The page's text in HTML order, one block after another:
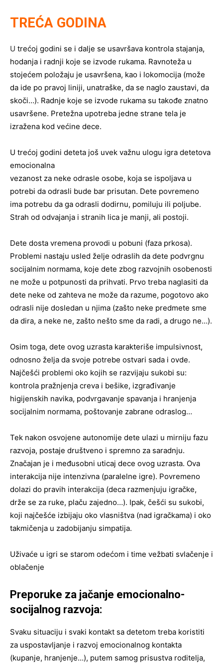
TREĆA GODINA
U trećoj godini se i dalje se usavršava kontrola stajanja,
hodanja i radnji koje se izvode rukama. Ravnoteža u
stojećem položaju je usavršena, kao i lokomocija (može
da ide po pravoj liniji, unatraške, da se naglo zaustavi, da
skoči…). Radnje koje se izvode rukama su takođe znatno
usavršene. Pretežna upotreba jedne strane tela je
izražena kod većine dece.
U trećoj godini deteta još uvek važnu ulogu igra detetova
emocionalna
vezanost za neke odrasle osobe, koja se ispoljava u
potrebi da odrasli bude bar prisutan. Dete povremeno
ima potrebu da ga odrasli dodirnu, pomiluju ili poljube.
Strah od odvajanja i stranih lica je manji, ali postoji.
Dete dosta vremena provodi u pobuni (faza prkosa).
Problemi nastaju usled želje odraslih da dete podvrgnu
socijalnim normama, koje dete zbog razvojnih osobenosti
ne može u potpunosti da prihvati. Prvo treba naglasiti da
dete neke od zahteva ne može da razume, pogotovo ako
odrasli nije dosledan u njima (zašto neke predmete sme
da dira, a neke ne, zašto nešto sme da radi, a drugo ne…).
Osim toga, dete ovog uzrasta karakteriše impulsivnost,
odnosno želja da svoje potrebe ostvari sada i ovde.
Najčešći problemi oko kojih se razvijaju sukobi su:
kontrola pražnjenja creva i bešike, izgrađivanje
higijenskih navika, podvrgavanje spavanja i hranjenja
socijalnim normama, poštovanje zabrane odraslog…
Tek nakon osvojene autonomije dete ulazi u mirniju fazu
razvoja, postaje društveno i spremno za saradnju.
Značajan je i međusobni uticaj dece ovog uzrasta. Ova
interakcija nije intenzivna (paralelne igre). Povremeno
dolazi do pravih interakcija (deca razmenjuju igračke,
drže se za ruke, plaču zajedno…). Ipak, češći su sukobi,
koji najčešće izbijaju oko vlasništva (nad igračkama) i oko
takmičenja u zadobijanju simpatija.
Uživaće u igri se starom odećom i time vežbati svlačenje i
oblačenje
Preporuke za jačanje emocionalno-
socijalnog razvoja:
Svaku situaciju i svaki kontakt sa detetom treba koristiti
za uspostavljanje i razvoj emocionalnog kontakta
(kupanje, hranjenje…), putem samog prisustva roditelja,